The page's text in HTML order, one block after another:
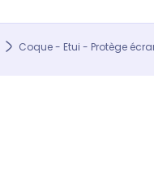
Coque - Etui - Protège